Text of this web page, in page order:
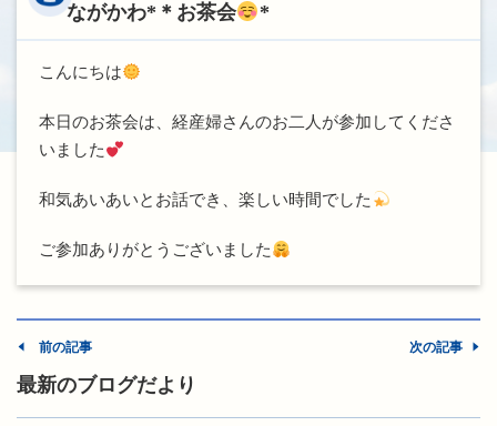
ながかわ*＊お茶会 *
こんにちは
本日のお茶会は、経産婦さんのお二人が参加してくださ
いました
和気あいあいとお話でき、楽しい時間でした
ご参加ありがとうございました
前の記事 次の記事
最新のブログだより